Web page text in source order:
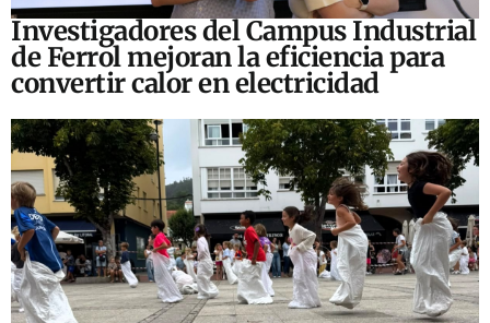
Investigadores del Campus Industrial
de Ferrol mejoran la eficiencia para
convertir calor en electricidad